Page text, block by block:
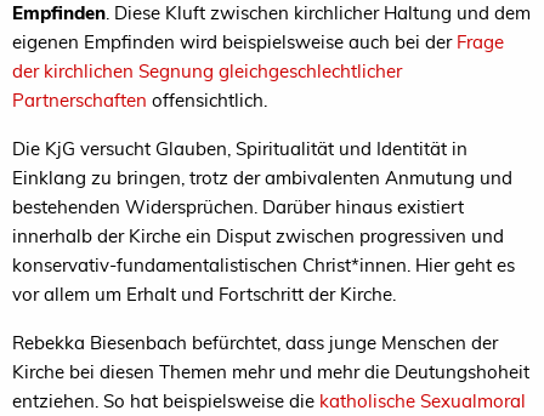
Empfinden. Diese Kluft zwischen kirchlicher Haltung und dem
eigenen Empfinden wird beispielsweise auch bei der Frage
der kirchlichen Segnung gleichgeschlechtlicher
Partnerschaften offensichtlich.
Die KjG versucht Glauben, Spiritualität und Identität in
Einklang zu bringen, trotz der ambivalenten Anmutung und
bestehenden Widersprüchen. Darüber hinaus existiert
innerhalb der Kirche ein Disput zwischen progressiven und
konservativ-fundamentalistischen Christ*innen. Hier geht es
vor allem um Erhalt und Fortschritt der Kirche.
Rebekka Biesenbach befürchtet, dass junge Menschen der
Kirche bei diesen Themen mehr und mehr die Deutungshoheit
entziehen. So hat beispielsweise die katholische Sexualmoral